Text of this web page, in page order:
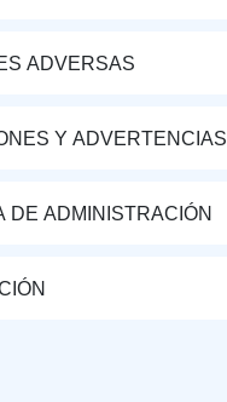
ADVERSAS
Y ADVERTENCIAS
DE ADMINISTRACIÓN